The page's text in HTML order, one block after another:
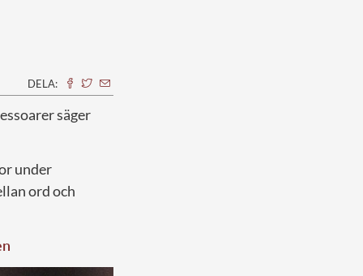
DELA:
säger
under
ord och